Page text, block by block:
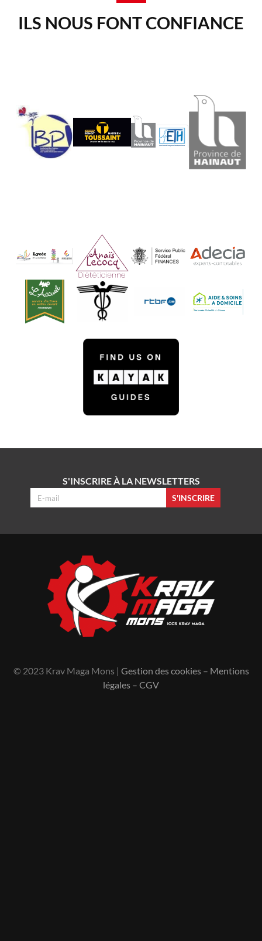
ILS NOUS FONT CONFIANCE
S'INSCRIRE À LA NEWSLETTERS
S'INSCRIRE
© 2023 Krav Maga Mons | Gestion des cookies– Mentions
légales – CGV